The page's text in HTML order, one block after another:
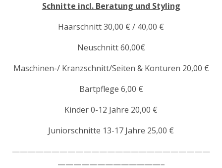
Schnitte incl. Beratung und Styling
Haarschnitt 30,00 € / 40,00 €
Neuschnitt 60,00€
Maschinen-/ Kranzschnitt/Seiten & Konturen 20,00 €
Bartpflege 6,00 €
Kinder 0-12 Jahre 20,00 €
Juniorschnitte 13-17 Jahre 25,00 €
—————————————————————————
—————————————–